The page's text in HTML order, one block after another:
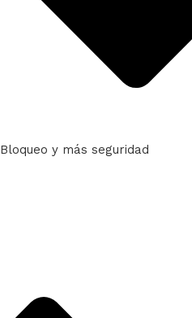
Bloqueo y más seguridad